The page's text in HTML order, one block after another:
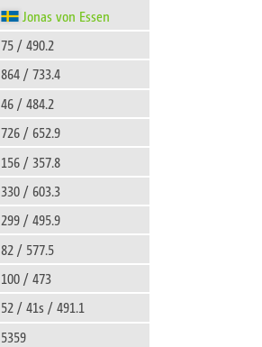
Jonas von Essen
75 / 490.2
864 / 733.4
46 / 484.2
726 / 652.9
156 / 357.8
330 / 603.3
299 / 495.9
82 / 577.5
100 / 473
52 / 41s / 491.1
5359